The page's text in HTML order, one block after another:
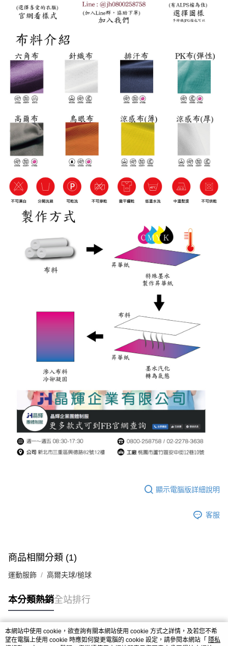
顯示電腦版詳細說明
客服
商品相關分類 (1)
運動服飾 高爾夫球/槌球
本分類熱銷全站排行
熱門標籤
本網站中使用 cookie，欲查詢有關本網站使用 cookie 方式之詳情，及若您不希
望在電腦上使用 cookie 時應如何變更電腦的 cookie 設定，請參閱本網站「 隱私